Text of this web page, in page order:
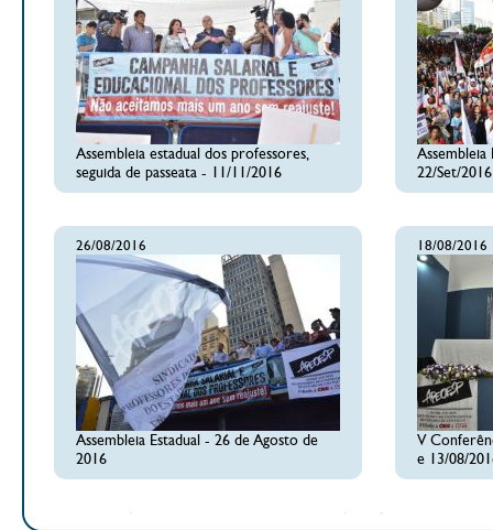
Assembleia estadual dos professores,
seguida de passeata - 11/11/2016
Assembleia
22/Set/2016
26/08/2016
Assembleia Estadual - 26 de Agosto de
2016
18/08/2016
V
e 13/08/